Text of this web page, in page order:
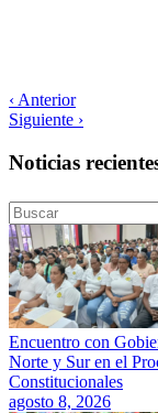
‹ Anterior
Siguiente ›
Noticias
Encuentro con
Norte y Sur en el
Constitucionales
agosto 8, 2026